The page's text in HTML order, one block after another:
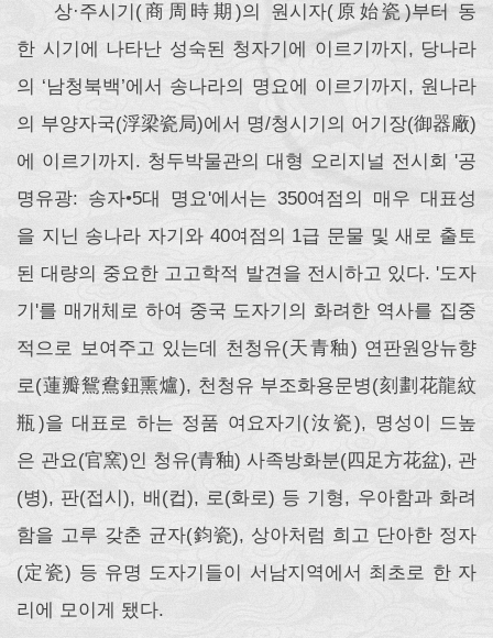
상·주시기(商周時期)의 원시자(原始瓷)부터 동
한 시기에 나타난 성숙된 청자기에 이르기까지, 당나라
의 ‘남청북백’에서 송나라의 명요에 이르기까지, 원나라
의 부양자국(浮梁瓷局)에서 명/청시기의 어기장(御器廠)
에 이르기까지. 청두박물관의 대형 오리지널 전시회 '공
명유광: 송자•5대 명요'에서는 350여점의 매우 대표성
을 지닌 송나라 자기와 40여점의 1급 문물 및 새로 출토
된 대량의 중요한 고고학적 발견을 전시하고 있다. '도자
기'를 매개체로 하여 중국 도자기의 화려한 역사를 집중
적으로 보여주고 있는데 천청유(天青釉) 연판원앙뉴향
로(蓮瓣鴛鴦鈕熏爐), 천청유 부조화용문병(刻劃花龍紋
瓶)을 대표로 하는 정품 여요자기(汝瓷), 명성이 드높
은 관요(官窯)인 청유(青釉) 사족방화분(四足方花盆), 관
(병), 판(접시), 배(컵), 로(화로) 등 기형, 우아함과 화려
함을 고루 갖춘 균자(鈞瓷), 상아처럼 희고 단아한 정자
(定瓷) 등 유명 도자기들이 서남지역에서 최초로 한 자
리에 모이게 됐다.